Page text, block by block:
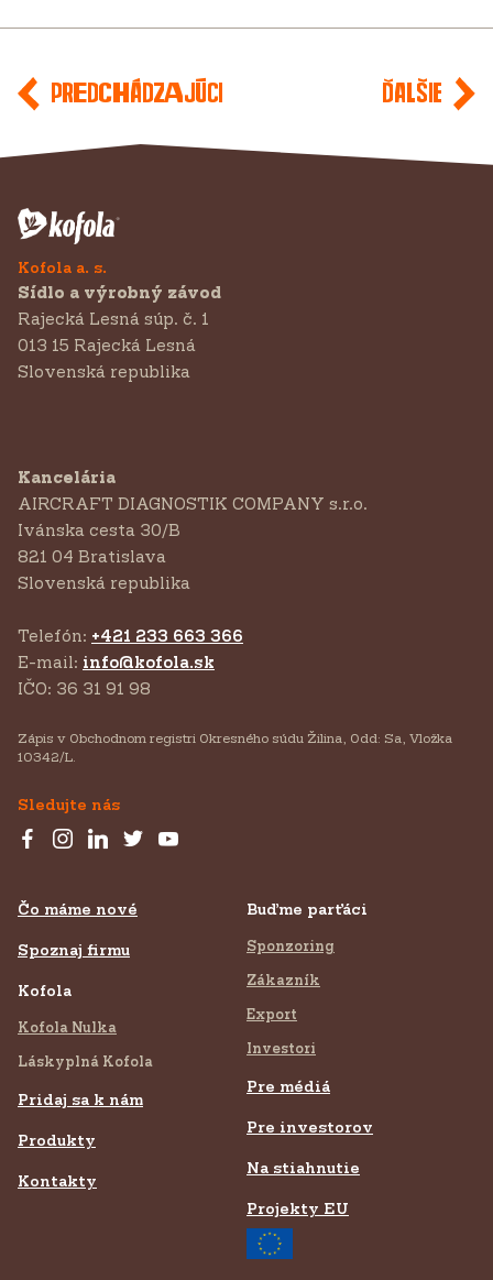
Predchádzajúci Ďalšie
Kofola a. s.
Sídlo a výrobný závod
Rajecká Lesná súp. č. 1
013 15 Rajecká Lesná
Slovenská republika
Kancelária
AIRCRAFT DIAGNOSTIK COMPANY s.r.o.
‍Ivánska cesta 30/B
821 04 Bratislava
Slovenská republika
Telefón: +421 233 663 366
E-mail: info@kofola.sk
IČO: 36 31 91 98
Zápis v Obchodnom registri Okresného súdu Žilina, Odd: Sa, Vložka
10342/L.
Sledujte nás
Čo máme nové
Spoznaj firmu
Kofola
Kofola Nulka
Láskyplná Kofola
Pridaj sa k nám
Produkty
Kontakty
Buďme parťáci
Sponzoring
Zákazník
Export
Investori
Pre médiá
Pre investorov
Na stiahnutie
Projekty EU